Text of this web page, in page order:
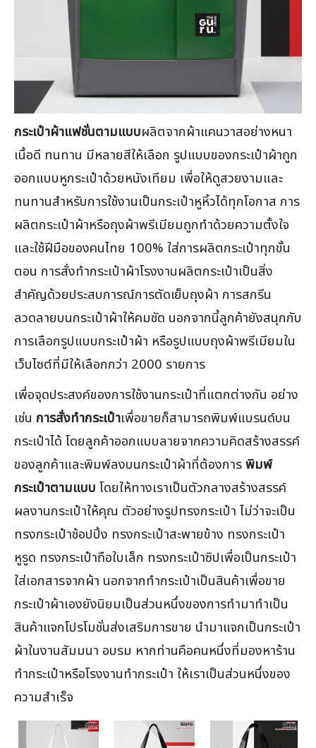
กระเป๋าผ้าแฟชั่นตามแบบผลิตจากผ้าแคนวาสอย่างหนา
เนื้อดี ทนทาน มีหลายสีให้เลือก รูปแบบของกระเป๋าผ้าถูก
ออกแบบหูกระเป๋าด้วยหนังเทียม เพื่อให้ดูสวยงามและ
ทนทานสำหรับการใช้งานเป็นกระเป๋าหูหิ้วได้ทุกโอกาส การ
ผลิตกระเป๋าผ้าหรือถุงผ้าพรีเมียมถูกทำด้วยความตั้งใจ
และใช้ฝีมือของคนไทย 100% ใส่การผลิตกระเป๋าทุกขั้น
ตอน การสั่งทำกระเป๋าผ้าโรงงานผลิตกระเป๋าเป็นสิ่ง
สำคัญด้วยประสบการณ์การตัดเย็บถุงผ้า การสกรีน
ลวดลายบนกระเป๋าผ้าให้คมชัด นอกจากนี้ลูกค้ายังสนุกกับ
การเลือกรูปแบบกระเป๋าผ้า หรือรูปแบบถุงผ้าพรีเมียมใน
เว็บไซต์ที่มีให้เลือกกว่า 2000 รายการ
เพื่อจุดประสงค์ของการใช้งานกระเป๋าที่แตกต่างกัน อย่าง
เช่น การสั่งทำกระเป๋าเพื่อขายก็สามารถพิมพ์แบรนด์บน
กระเป๋าได้ โดยลูกค้าออกแบบลายจากความคิดสร้างสรรค์
ของลูกค้าและพิมพ์ลงบนกระเป๋าผ้าที่ต้องการพิมพ์
กระเป๋าตามแบบ โดยให้ทางเราเป็นตัวกลางสร้างสรรค์
ผลงานกระเป๋าให้คุณ ตัวอย่างรูปทรงกระเป๋า ไม่ว่าจะเป็น
ทรงกระเป๋าช้อปปิ้ง ทรงกระเป๋าสะพายข้าง ทรงกระเป๋า
หูรูด ทรงกระเป๋าถือใบเล็ก ทรงกระเป๋าซิปเพื่อเป็นกระเป๋า
ใส่เอกสารจากผ้า นอกจากทำกระเป๋าเป็นสินค้าเพื่อขาย
กระเป๋าผ้าเองยังนิยมเป็นส่วนหนึ่งของการทำมาทำเป็น
สินค้าแจกโปรโมชั่นส่งเสริมการขาย นำมาแจกเป็นกระเป๋า
ผ้าในงานสัมมนา อบรม หากท่านคือคนหนึ่งที่มองหาร้าน
ทำกระเป๋าหรือโรงงานทำกระเป๋า ให้เราเป็นส่วนหนึ่งของ
ความสำเร็จ